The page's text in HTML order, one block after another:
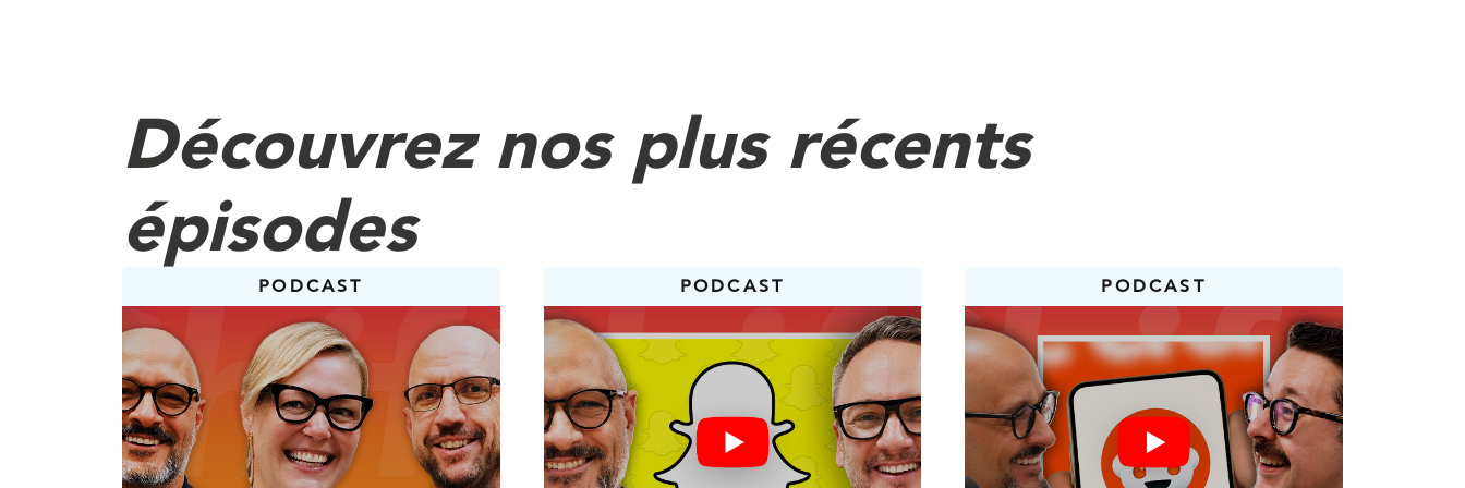
peine de rester connecté avec elle. Et ça, c’est important, parce que les comportements ont
changé.
Le social n’influence plus seulement la notoriété, il influence la connexion… et même les achats.
Aujourd’hui, les consommateurs utilisent les plateformes à la fois comme moteur de recherche,
comme plateforme d’avis et comme signal de confiance.
Donc, on parle vraiment de bâtir des relations et une préférence de marque?
Jessi :
Exactement. Les marques qui réussissent ne cherchent pas seulement des vues ou des abonnés
rapides. Elles construisent de la proximité, des relations… et ultimement de la fidélité.
Nasser :
Intéressant. Revenons un peu en arrière. Où se situait le social dans l’arsenal des marques il y a
quelques années?
Découvrez nos plus récents
épisodes
PODCAST PODCAST PODCAST